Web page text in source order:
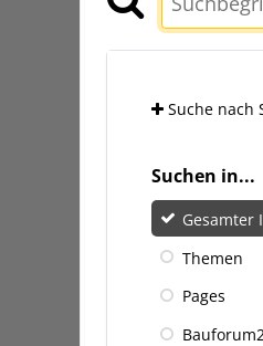
Suche nach
Suchen in...
Gesamter
Themen
Pages